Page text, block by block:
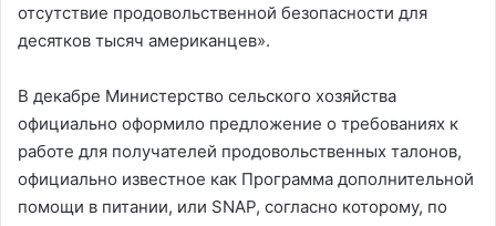
отсутствие продовольственной безопасности для
десятков тысяч американцев».
В декабре Министерство сельского хозяйства
официально оформило предложение о требованиях к
работе для получателей продовольственных талонов,
официально известное как Программа дополнительной
помощи в питании, или SNAP, согласно которому, по